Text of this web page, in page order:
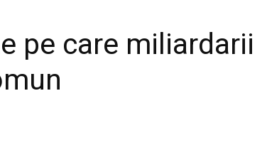
pe care miliardarii